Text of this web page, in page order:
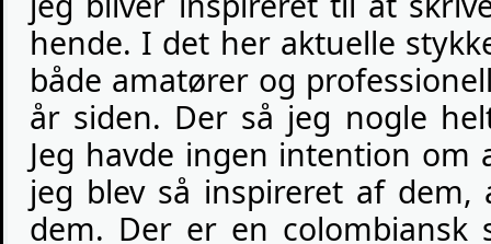
hende. I det her aktuelle
både amatører og
år siden. Der så jeg nogle
Jeg havde ingen intention om
jeg blev så inspireret af
dem. Der er en colombiansk